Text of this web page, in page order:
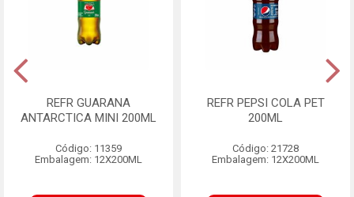
REFR GUARANA
ANTARCTICA MINI 200ML
Código: 11359
Embalagem: 12X200ML
REFR PEPSI COLA PET
200ML
Código: 21728
Embalagem: 12X200ML